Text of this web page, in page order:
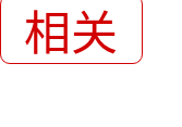
相关